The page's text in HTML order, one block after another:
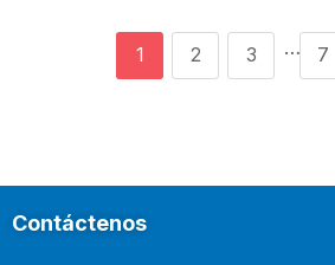
1 2 3 … 7
Contáctenos